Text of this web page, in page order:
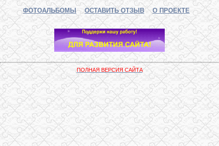
ФОТОАЛЬБОМЫ ОСТАВИТЬ ОТЗЫВ О ПРОЕКТЕ
ПОЛНАЯ ВЕРСИЯ САЙТА